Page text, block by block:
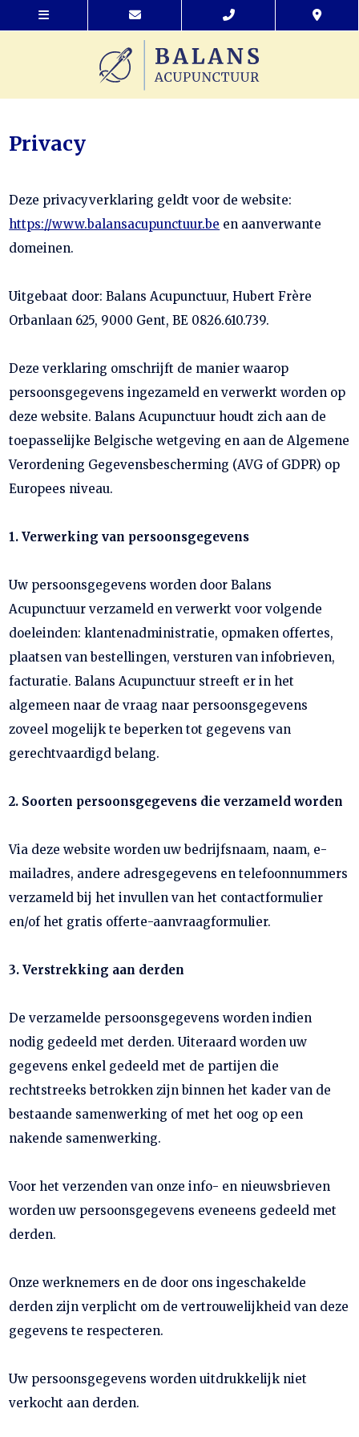
Privacy
Deze privacyverklaring geldt voor de website:
https://www.balansacupunctuur.be en aanverwante
domeinen.
Uitgebaat door: Balans Acupunctuur, Hubert Frère
Orbanlaan 625, 9000 Gent, BE 0826.610.739.
Deze verklaring omschrijft de manier waarop
persoonsgegevens ingezameld en verwerkt worden op
deze website. Balans Acupunctuur houdt zich aan de
toepasselijke Belgische wetgeving en aan de Algemene
Verordening Gegevensbescherming (AVG of GDPR) op
Europees niveau.
1. Verwerking van persoonsgegevens
Uw persoonsgegevens worden door Balans
Acupunctuur verzameld en verwerkt voor volgende
doeleinden: klantenadministratie, opmaken offertes,
plaatsen van bestellingen, versturen van infobrieven,
facturatie. Balans Acupunctuur streeft er in het
algemeen naar de vraag naar persoonsgegevens
zoveel mogelijk te beperken tot gegevens van
gerechtvaardigd belang.
2. Soorten persoonsgegevens die verzameld worden
Via deze website worden uw bedrijfsnaam, naam, e-
mailadres, andere adresgegevens en telefoonnummers
verzameld bij het invullen van het contactformulier
en/of het gratis offerte-aanvraagformulier.
3. Verstrekking aan derden
De verzamelde persoonsgegevens worden indien
nodig gedeeld met derden. Uiteraard worden uw
gegevens enkel gedeeld met de partijen die
rechtstreeks betrokken zijn binnen het kader van de
bestaande samenwerking of met het oog op een
nakende samenwerking.
Voor het verzenden van onze info- en nieuwsbrieven
worden uw persoonsgegevens eveneens gedeeld met
derden.
Onze werknemers en de door ons ingeschakelde
derden zijn verplicht om de vertrouwelijkheid van deze
gegevens te respecteren.
Uw persoonsgegevens worden uitdrukkelijk niet
verkocht aan derden.